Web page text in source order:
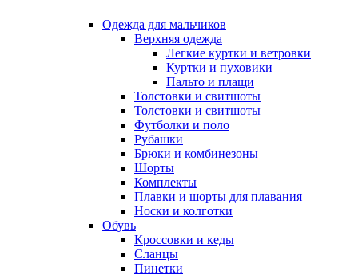
Одежда для мальчиков
Верхняя одежда
Легкие куртки и ветровки
Куртки и пуховики
Пальто и плащи
Толстовки и свитшоты
Толстовки и свитшоты
Футболки и поло
Рубашки
Брюки и комбинезоны
Шорты
Комплекты
Плавки и шорты для плавания
Носки и колготки
Обувь
Кроссовки и кеды
Сланцы
Пинетки